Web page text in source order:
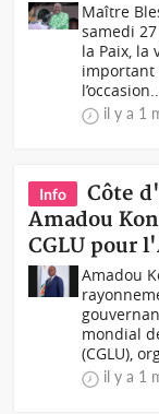
Maître
samedi
la Paix, la
important
il y a 1
Info
Côte
Amadou
CGLU pour
Amadou
mondial
(CGLU),
il y a 1